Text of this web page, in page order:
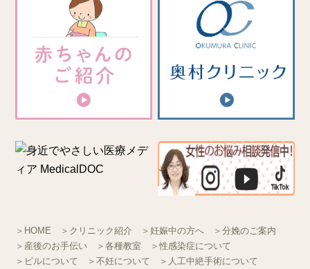
＞HOME ＞クリニック紹介 ＞妊娠中の方へ
＞分娩のご案内
＞産後のお手伝い
＞各種教室
＞性感染症について
＞ピルについて
＞不妊について ＞人工中絶手術について